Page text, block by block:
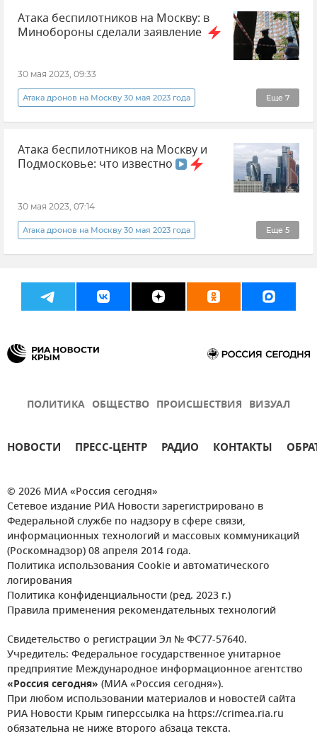
Сергей Собянин Новости Взрыв
Атака беспилотников на Москву: в
Минобороны сделали заявление
30 мая 2023, 09:33
Еще 7
Атака дронов на Москву 30 мая 2023 года
Беспилотник (БПЛА, дрон)
Министерство обороны РФ Россия
Украина
Атака беспилотников на Москву и
Подмосковье: что известно
30 мая 2023, 07:14
Еще 5
Атака дронов на Москву 30 мая 2023 года
Беспилотник (БПЛА, дрон) Москва
Происшествия Безопасность Новости
ПОЛИТИКА ОБЩЕСТВО ПРОИСШЕСТВИЯ ВИЗУАЛ
НОВОСТИ ПРЕСС-ЦЕНТР РАДИО КОНТАКТЫ
© 2026 МИА «Россия сегодня»
Сетевое издание РИА Новости зарегистрировано в
Федеральной службе по надзору в сфере связи,
информационных технологий и массовых коммуникаций
(Роскомнадзор) 08 апреля 2014 года.
Политика использования Cookie и автоматического
логирования
Политика конфиденциальности (ред. 2023 г.)
Правила применения рекомендательных технологий
Свидетельство о регистрации Эл № ФС77-57640.
Учредитель: Федеральное государственное унитарное
предприятие Международное информационное агентство
«Россия сегодня» (МИА «Россия сегодня»).
При любом использовании материалов и новостей сайта
РИА Новости Крым гиперссылка на https://crimea.ria.ru
обязательна не ниже второго абзаца текста.